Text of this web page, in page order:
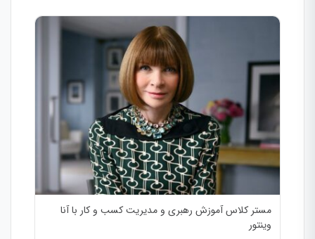
مستر کلاس آموزش رهبری و مدیریت کسب و کار با آنا
وینتور